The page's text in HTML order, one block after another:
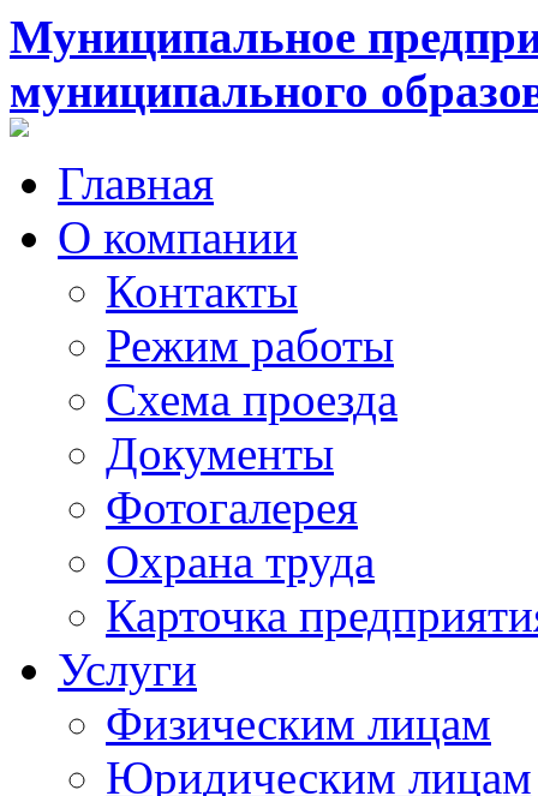
Муниципальное
муниципального
Главная
О компании
Контакты
Режим работы
Схема проезда
Документы
Фотогалерея
Охрана труда
Карточка
Услуги
Физическим лицам
Юридическим лицам